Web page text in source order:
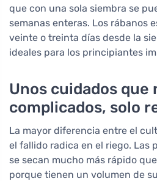
que con una sola siembra se
semanas enteras. Los rábanos
veinte o treinta días desde la
ideales para los principiantes
Unos cuidados que
complicados, solo
La mayor diferencia entre el
el fallido radica en el riego. Las
se secan mucho más rápido
porque tienen un volumen de